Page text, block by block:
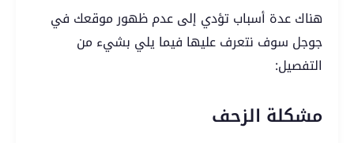
هناك عدة أسباب تؤدي إلى عدم ظهور موقعك في
جوجل سوف نتعرف عليها فيما يلي بشيء من
التفصيل:
مشكلة الزحف